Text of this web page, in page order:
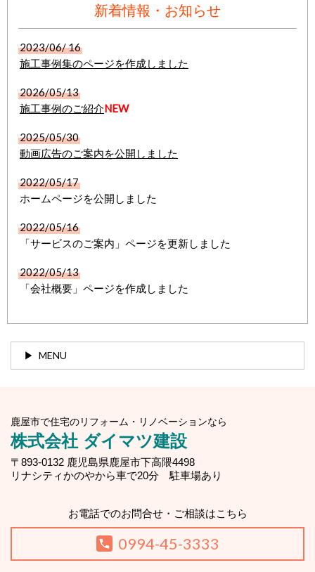
新着情報・お知らせ
2023/06/ 16
施工事例集のページを作成しました
2026/05/13
施工事例のご紹介NEW
2025/05/30
動画広告のご案内を公開しました
2022/05/17
ホームページを公開しました
2022/05/16
「サービスのご案内」ページを更新しました
2022/05/13
「会社概要」ページを作成しました
MENU
鹿屋市で住宅のリフォーム・リノベーションなら
株式会社 ダイマツ建設
〒893-0132 鹿児島県鹿屋市下高隈4498
リナシティかのやから車で20分 駐車場あり
お電話でのお問合せ・ご相談はこちら
0994-45-3333